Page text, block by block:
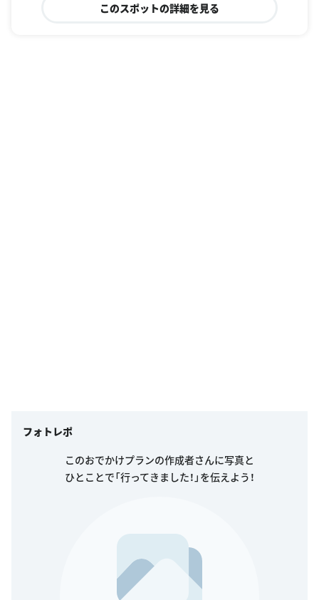
このスポットの詳細を見る
フォトレポ
このおでかけプランの作成者さんに写真と
ひとことで「行ってきました！」を伝えよう！